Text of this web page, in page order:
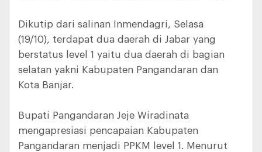
Dikutip dari salinan Inmendagri, Selasa
(19/10), terdapat dua daerah di Jabar yang
berstatus level 1 yaitu dua daerah di bagian
selatan yakni Kabupaten Pangandaran dan
Kota Banjar.
Bupati Pangandaran Jeje Wiradinata
mengapresiasi pencapaian Kabupaten
Pangandaran menjadi PPKM level 1. Menurut